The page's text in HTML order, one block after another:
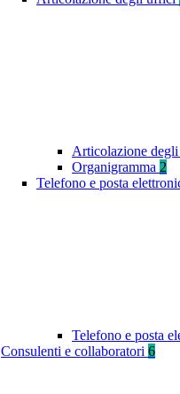
Articolazione
Organigramma 2
Telefono e posta
Telefono e posta
Consulenti e collaboratori 6